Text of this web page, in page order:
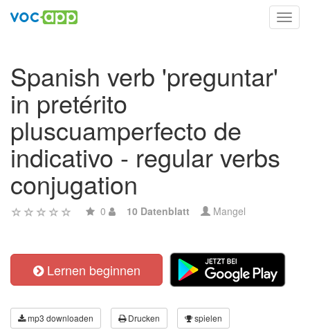
Spanish verb 'preguntar'
in pretérito
pluscuamperfecto de
indicativo - regular verbs
conjugation
0 10 Datenblatt Mangel
Lernen beginnen
mp3 downloaden Drucken spielen